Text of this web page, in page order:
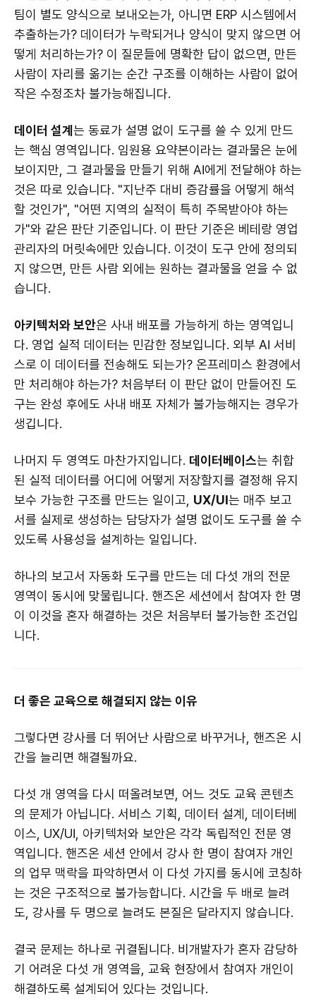
팀이 별도 양식으로 보내오는가, 아니면 ERP 시스템에서
추출하는가? 데이터가 누락되거나 양식이 맞지 않으면 어
떻게 처리하는가? 이 질문들에 명확한 답이 없으면, 만든
사람이 자리를 옮기는 순간 구조를 이해하는 사람이 없어
작은 수정조차 불가능해집니다.
데이터 설계 는 동료가 설명 없이 도구를 쓸 수 있게 만드
는 핵심 영역입니다. 임원용 요약본이라는 결과물은 눈에
보이지만, 그 결과물을 만들기 위해 AI에게 전달해야 하는
것은 따로 있습니다. "지난주 대비 증감률을 어떻게 해석
할 것인가", "어떤 지역의 실적이 특히 주목받아야 하는
가"와 같은 판단 기준입니다. 이 판단 기준은 베테랑 영업
관리자의 머릿속에만 있습니다. 이것이 도구 안에 정의되
지 않으면, 만든 사람 외에는 원하는 결과물을 얻을 수 없
습니다.
아키텍처와 보안은 사내 배포를 가능하게 하는 영역입니
다. 영업 실적 데이터는 민감한 정보입니다. 외부 AI 서비
스로 이 데이터를 전송해도 되는가? 온프레미스 환경에서
만 처리해야 하는가? 처음부터 이 판단 없이 만들어진 도
구는 완성 후에도 사내 배포 자체가 불가능해지는 경우가
생깁니다.
나머지 두 영역도 마찬가지입니다. 데이터베이스는 취합
된 실적 데이터를 어디에 어떻게 저장할지를 결정해 유지
보수 가능한 구조를 만드는 일이고, UX/UI는 매주 보고
서를 실제로 생성하는 담당자가 설명 없이도 도구를 쓸 수
있도록 사용성을 설계하는 일입니다.
하나의 보고서 자동화 도구를 만드는 데 다섯 개의 전문
영역이 동시에 맞물립니다. 핸즈온 세션에서 참여자 한 명
이 이것을 혼자 해결하는 것은 처음부터 불가능한 조건입
니다.
더 좋은 교육으로 해결되지 않는 이유
그렇다면 강사를 더 뛰어난 사람으로 바꾸거나, 핸즈온 시
간을 늘리면 해결될까요.
다섯 개 영역을 다시 떠올려보면, 어느 것도 교육 콘텐츠
의 문제가 아닙니다. 서비스 기획, 데이터 설계, 데이터베
이스, UX/UI, 아키텍처와 보안은 각각 독립적인 전문 영
역입니다. 핸즈온 세션 안에서 강사 한 명이 참여자 개인
의 업무 맥락을 파악하면서 이 다섯 가지를 동시에 코칭하
는 것은 구조적으로 불가능합니다. 시간을 두 배로 늘려
도, 강사를 두 명으로 늘려도 본질은 달라지지 않습니다.
결국 문제는 하나로 귀결됩니다. 비개발자가 혼자 감당하
기 어려운 다섯 개 영역을, 교육 현장에서 참여자 개인이
해결하도록 설계되어 있다는 것입니다.